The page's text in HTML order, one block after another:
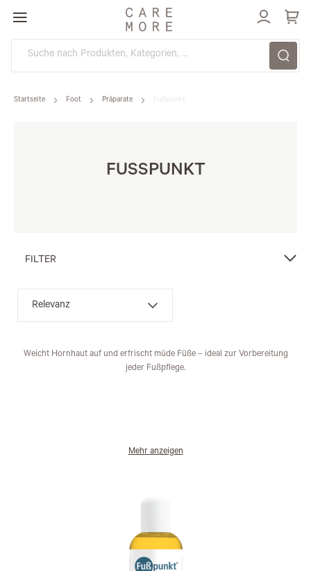
Direkt
zum
Inhalt
Startseite Foot Präparate Fußpunkt
FUSSPUNKT
FILTER
Weicht Hornhaut auf und erfrischt müde Füße – ideal zur Vorbereitung
jeder Fußpflege.
Mehr anzeigen